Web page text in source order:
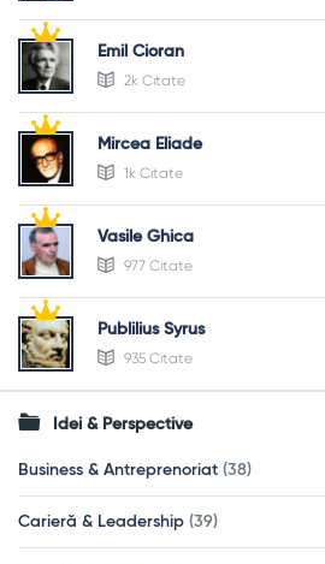
Emil Cioran
2k Citate
Mircea Eliade
1k Citate
Vasile Ghica
977 Citate
Publilius Syrus
935 Citate
Idei & Perspective
Business & Antreprenoriat (38)
Carieră & Leadership (39)